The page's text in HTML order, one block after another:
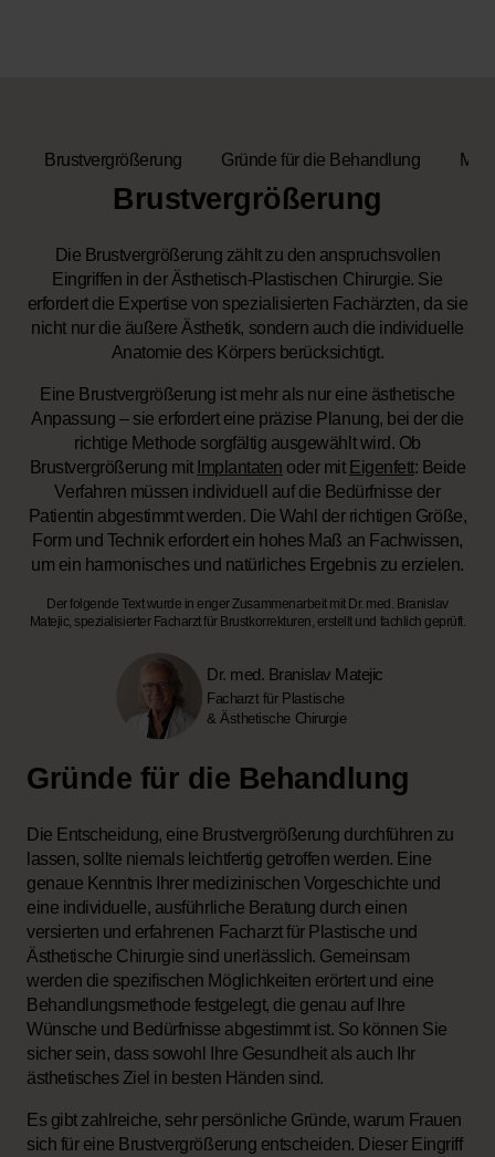
Brustvergrößerung Gründe für die Behandlung
Brustvergrößerung
Die Brustvergrößerung zählt zu den anspruchsvollen
Eingriffen in der Ästhetisch-Plastischen Chirurgie. Sie
erfordert die Expertise von spezialisierten Fachärzten, da sie
nicht nur die äußere Ästhetik, sondern auch die individuelle
Anatomie des Körpers berücksichtigt.
Eine Brustvergrößerung ist mehr als nur eine ästhetische
Anpassung – sie erfordert eine präzise Planung, bei der die
richtige Methode sorgfältig ausgewählt wird. Ob
Brustvergrößerung mit Implantaten oder mit Eigenfett: Beide
Verfahren müssen individuell auf die Bedürfnisse der
Patientin abgestimmt werden. Die Wahl der richtigen Größe,
Form und Technik erfordert ein hohes Maß an Fachwissen,
um ein harmonisches und natürliches Ergebnis zu erzielen.
Der folgende Text wurde in enger Zusammenarbeit mit Dr. med. Branislav
Matejic, spezialisierter Facharzt für Brustkorrekturen, erstellt und fachlich geprüft.
Dr. med. Branislav Matejic
Facharzt für Plastische
& Ästhetische Chirurgie
Gründe für die Behandlung
Die Entscheidung, eine Brustvergrößerung durchführen zu
lassen, sollte niemals leichtfertig getroffen werden. Eine
genaue Kenntnis Ihrer medizinischen Vorgeschichte und
eine individuelle, ausführliche Beratung durch einen
versierten und erfahrenen Facharzt für Plastische und
Ästhetische Chirurgie sind unerlässlich. Gemeinsam
werden die spezifischen Möglichkeiten erörtert und eine
Behandlungsmethode festgelegt, die genau auf Ihre
Wünsche und Bedürfnisse abgestimmt ist. So können Sie
sicher sein, dass sowohl Ihre Gesundheit als auch Ihr
ästhetisches Ziel in besten Händen sind.
Es gibt zahlreiche, sehr persönliche Gründe, warum Frauen
sich für eine Brustvergrößerung entscheiden. Dieser Eingriff